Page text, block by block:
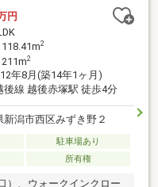
円
2
2
年8月(築14年1ヶ月)
後線 越後赤塚駅 徒歩4分
新潟市西区みずき野２
駐車場あり
所有権
）、ウォークインクロー